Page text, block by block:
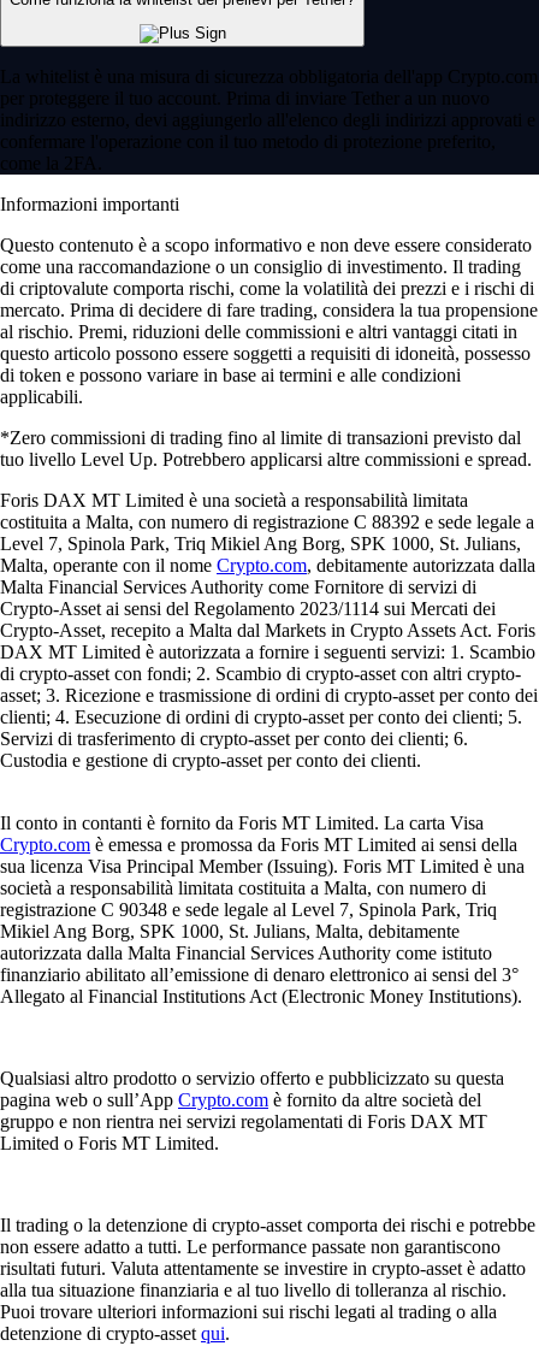
La whitelist è una misura di sicurezza obbligatoria dell'app Crypto.com
per proteggere il tuo account. Prima di inviare Tether a un nuovo
indirizzo esterno, devi aggiungerlo all'elenco degli indirizzi approvati e
confermare l'operazione con il tuo metodo di protezione preferito,
come la 2FA.
Informazioni importanti
Questo contenuto è a scopo informativo e non deve essere considerato
come una raccomandazione o un consiglio di investimento. Il trading
di criptovalute comporta rischi, come la volatilità dei prezzi e i rischi di
mercato. Prima di decidere di fare trading, considera la tua propensione
al rischio. Premi, riduzioni delle commissioni e altri vantaggi citati in
questo articolo possono essere soggetti a requisiti di idoneità, possesso
di token e possono variare in base ai termini e alle condizioni
applicabili.
*Zero commissioni di trading fino al limite di transazioni previsto dal
tuo livello Level Up. Potrebbero applicarsi altre commissioni e spread.
Foris DAX MT Limited è una società a responsabilità limitata
costituita a Malta, con numero di registrazione C 88392 e sede legale a
Level 7, Spinola Park, Triq Mikiel Ang Borg, SPK 1000, St. Julians,
Malta, operante con il nome Crypto.com, debitamente autorizzata dalla
Malta Financial Services Authority come Fornitore di servizi di
Crypto-Asset ai sensi del Regolamento 2023/1114 sui Mercati dei
Crypto-Asset, recepito a Malta dal Markets in Crypto Assets Act. Foris
DAX MT Limited è autorizzata a fornire i seguenti servizi: 1. Scambio
di crypto-asset con fondi; 2. Scambio di crypto-asset con altri crypto-
asset; 3. Ricezione e trasmissione di ordini di crypto-asset per conto dei
clienti; 4. Esecuzione di ordini di crypto-asset per conto dei clienti; 5.
Servizi di trasferimento di crypto-asset per conto dei clienti; 6.
Custodia e gestione di crypto-asset per conto dei clienti.
Il conto in contanti è fornito da Foris MT Limited. La carta Visa
Crypto.com è emessa e promossa da Foris MT Limited ai sensi della
sua licenza Visa Principal Member (Issuing). Foris MT Limited è una
società a responsabilità limitata costituita a Malta, con numero di
registrazione C 90348 e sede legale al Level 7, Spinola Park, Triq
Mikiel Ang Borg, SPK 1000, St. Julians, Malta, debitamente
autorizzata dalla Malta Financial Services Authority come istituto
finanziario abilitato all’emissione di denaro elettronico ai sensi del 3°
Allegato al Financial Institutions Act (Electronic Money Institutions).
Qualsiasi altro prodotto o servizio offerto e pubblicizzato su questa
pagina web o sull’App Crypto.com è fornito da altre società del
gruppo e non rientra nei servizi regolamentati di Foris DAX MT
Limited o Foris MT Limited.
Il trading o la detenzione di crypto-asset comporta dei rischi e potrebbe
non essere adatto a tutti. Le performance passate non garantiscono
risultati futuri. Valuta attentamente se investire in crypto-asset è adatto
alla tua situazione finanziaria e al tuo livello di tolleranza al rischio.
Puoi trovare ulteriori informazioni sui rischi legati al trading o alla
detenzione di crypto-asset qui.